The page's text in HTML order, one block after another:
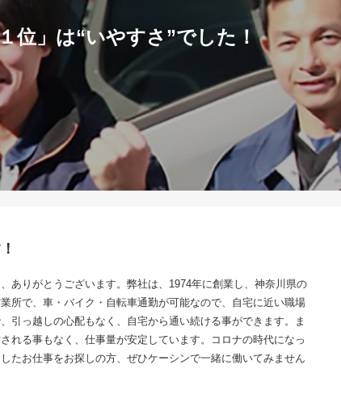
位」は“いやすさ”でした！
ありがとうございます。弊社は、1974年に創業し、神奈川県の
所で、車・バイク・自転車通勤が可能なので、自宅に近い職場
引っ越しの心配もなく、自宅から通い続ける事ができます。ま
れる事もなく、仕事量が安定しています。コロナの時代になっ
たお仕事をお探しの方、ぜひケーシンで一緒に働いてみません